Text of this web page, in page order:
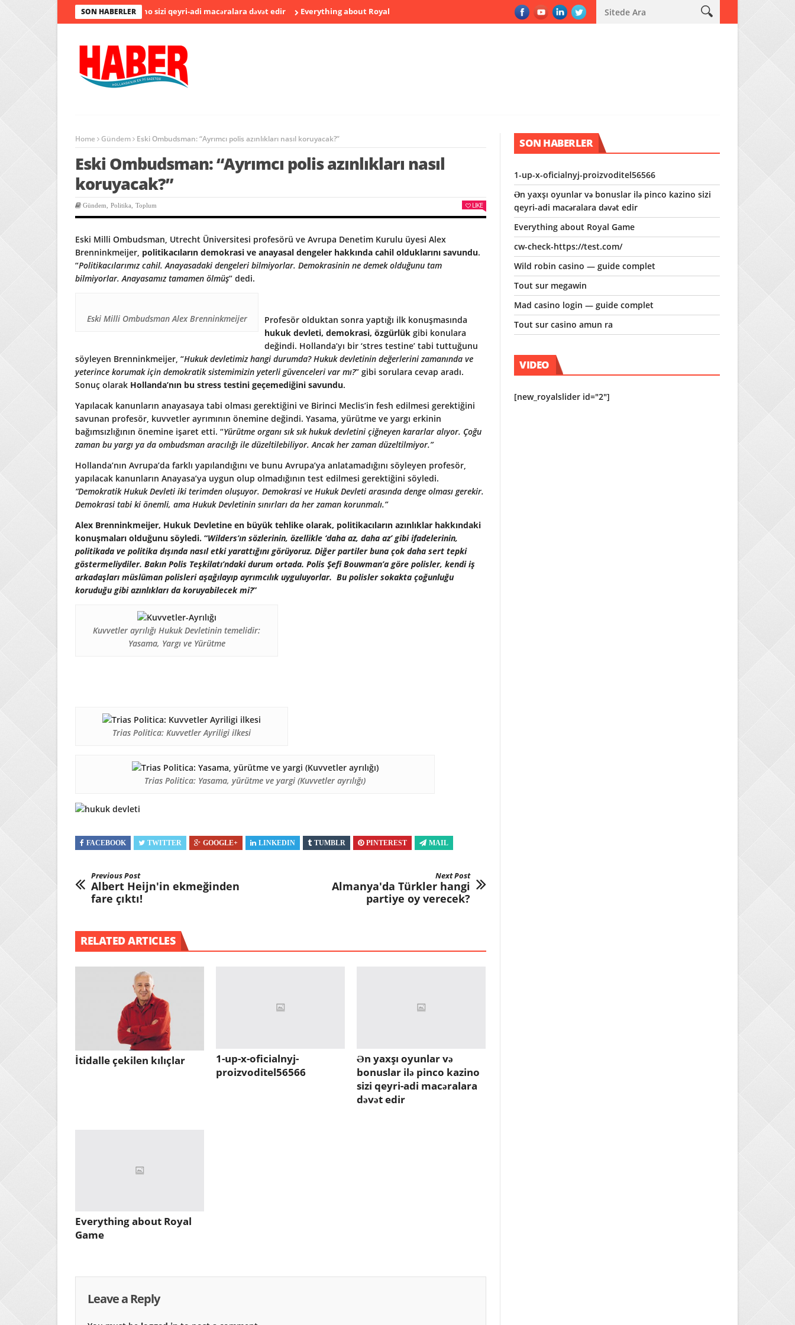
SON HABERLER
və bonuslar ilə pinco kazino sizi qeyri-adi macəralara dəvət edir Everything about Royal Game Wild robin casino — guide complet Tout sur megawin
Home Gündem Eski Ombudsman: “Ayrımcı polis azınlıkları nasıl koruyacak?”
Eski Ombudsman: “Ayrımcı polis azınlıkları nasıl
koruyacak?”
Gündem Politika Toplum LIKE
Eski Milli Ombudsman, Utrecht Üniversitesi profesörü ve Avrupa Denetim Kurulu üyesi Alex
Brenninkmeijer, politikacıların demokrasi ve anayasal dengeler hakkında cahil olduklarını savundu.
“Politikacılarımız cahil. Anayasadaki dengeleri bilmiyorlar. Demokrasinin ne demek olduğunu tam
bilmiyorlar. Anayasamız tamamen ölmüş” dedi.
Eski Milli Ombudsman Alex Brenninkmeijer
Profesör olduktan sonra yaptığı ilk konuşmasında
hukuk devleti, demokrasi, özgürlük gibi konulara
değindi. Hollanda’yı bir ‘stres testine’ tabi tuttuğunu
söyleyen Brenninkmeijer, “Hukuk devletimiz hangi durumda? Hukuk devletinin değerlerini zamanında ve
yeterince korumak için demokratik sistemimizin yeterli güvenceleri var mı?” gibi sorulara cevap aradı.
Sonuç olarak Hollanda’nın bu stress testini geçemediğini savundu.
Yapılacak kanunların anayasaya tabi olması gerektiğini ve Birinci Meclis’in fesh edilmesi gerektiğini
savunan profesör, kuvvetler ayrımının önemine değindi. Yasama, yürütme ve yargı erkinin
bağımsızlığının önemine işaret etti. “Yürütme organı sık sık hukuk devletini çiğneyen kararlar alıyor. Çoğu
zaman bu yargı ya da ombudsman aracılığı ile düzeltilebiliyor. Ancak her zaman düzeltilmiyor.”
Hollanda’nın Avrupa’da farklı yapılandığını ve bunu Avrupa’ya anlatamadığını söyleyen profesör,
yapılacak kanunların Anayasa’ya uygun olup olmadığının test edilmesi gerektiğini söyledi.
“Demokratik Hukuk Devleti iki terimden oluşuyor. Demokrasi ve Hukuk Devleti arasında denge olması gerekir.
Demokrasi tabi ki önemli, ama Hukuk Devletinin sınırları da her zaman korunmalı.”
Alex Brenninkmeijer, Hukuk Devletine en büyük tehlike olarak, politikacıların azınlıklar hakkındaki
konuşmaları olduğunu söyledi. “Wilders’ın sözlerinin, özellikle ‘daha az, daha az’ gibi ifadelerinin,
politikada ve politika dışında nasıl etki yarattığını görüyoruz. Diğer partiler buna çok daha sert tepki
göstermeliydiler. Bakın Polis Teşkilatı’ndaki durum ortada. Polis Şefi Bouwman’a göre polisler, kendi iş
arkadaşları müslüman polisleri aşağılayıp ayrımcılık uyguluyorlar. Bu polisler sokakta çoğunluğu
koruduğu gibi azınlıkları da koruyabilecek mi?”
Kuvvetler ayrılığı Hukuk Devletinin temelidir:
Yasama, Yargı ve Yürütme
Trias Politica: Kuvvetler Ayriligi ilkesi
Trias Politica: Yasama, yürütme ve yargi (Kuvvetler ayrılığı)
FACEBOOK TWITTER GOOGLE+ LINKEDIN TUMBLR PINTEREST MAIL
Previous Post
Albert Heijn'in ekmeğinden
fare çıktı!
Next Post
Almanya'da Türkler hangi
partiye oy verecek?
RELATED ARTICLES
İtidalle çekilen kılıçlar
1-up-x-oficialnyj-
proizvoditel56566
Ən yaxşı oyunlar və
bonuslar ilə pinco kazino
sizi qeyri-adi macəralara
dəvət edir
Everything about Royal
Game
Leave a Reply
SON HABERLER
1-up-x-oficialnyj-proizvoditel56566
Ən yaxşı oyunlar və bonuslar ilə pinco kazino sizi
qeyri-adi macəralara dəvət edir
Everything about Royal Game
cw-check-https://test.com/
Wild robin casino — guide complet
Tout sur megawin
Mad casino login — guide complet
Tout sur casino amun ra
VIDEO
[new_royalslider id="2"]